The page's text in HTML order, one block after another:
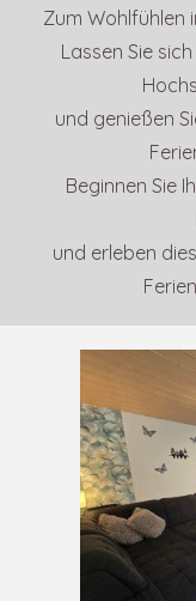
Zum Wohlfühlen
Lassen Sie
und genießen
Beginnen Sie
und erleben